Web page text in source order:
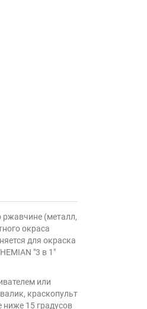
ржавчине (металл,
окраса
для окраска
"3 в 1"
или
краскопульт
ниже 15 градусов